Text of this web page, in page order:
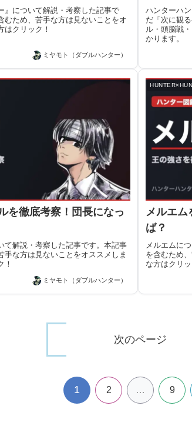
』について解説・考察した記事で
むため、苦手な方は見ないことをオ
はクリック！
ミヤモト（ダブルハンター）
ハンターハ
だ「次に観
ル・頭脳戦
かります。
を徹底考察！団長になっ
て解説・考察した記事です。本記事
手な方は見ないことをオススメしま
！
ミヤモト（ダブルハンター）
メルエム
ば？
メルエムに
を含むため
な方はクリッ
次のページ
1 2 … 9